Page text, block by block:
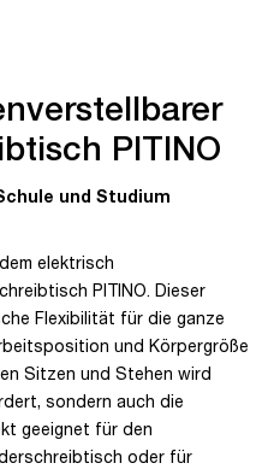
PITINO
und Studium
elektrisch
PITINO. Dieser
Flexibilität für die ganze
und Körpergröße
Sitzen und Stehen wird
sondern auch die
geeignet für den
oder für